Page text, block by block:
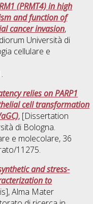
(PRMT4) in high
and function of
cancer invasion,
Università di
cellulare e
relies on PARP1
cell transformation
, [Dissertation
di Bologna.
e molecolare, 36
11275.
and stress-
to
Alma Mater